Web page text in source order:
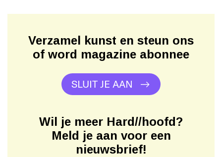
Verzamel kunst en steun ons
of word magazine abonnee
SLUIT JE AAN
Wil je meer Hard//hoofd?
Meld je aan voor een
nieuwsbrief!